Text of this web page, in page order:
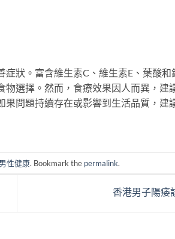
症狀。富含維生素C、維生素E、葉酸
選擇。然而，食療效果因人而異，建
問題持續存在或影響到生活品質，建
男性健康. Bookmark the permalink.
香港男子陽痿